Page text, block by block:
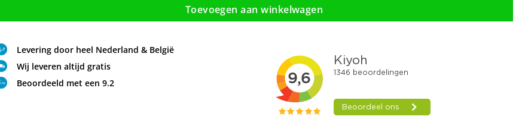
Toevoegen aan winkelwagen
Levering door heel Nederland & België
Wij leveren altijd gratis
Beoordeeld met een 9.2